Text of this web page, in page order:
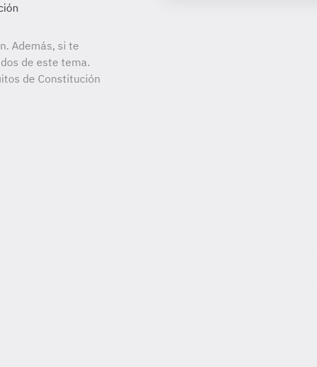
Además, si te
de este tema.
de Constitución